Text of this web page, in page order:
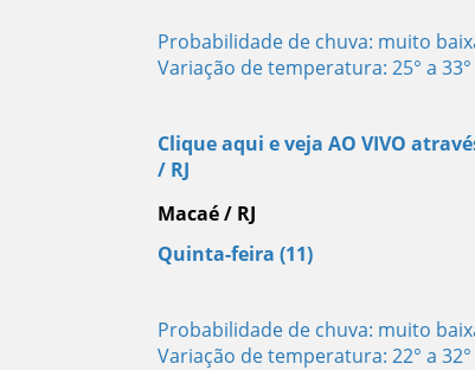
Probabilidade de chuva: muito
Variação de temperatura: 25° a 33°
Clique aqui e veja AO VIVO
/ RJ
Macaé / RJ
Quinta-feira (11)
Probabilidade de chuva: muito
Variação de temperatura: 22° a 32°